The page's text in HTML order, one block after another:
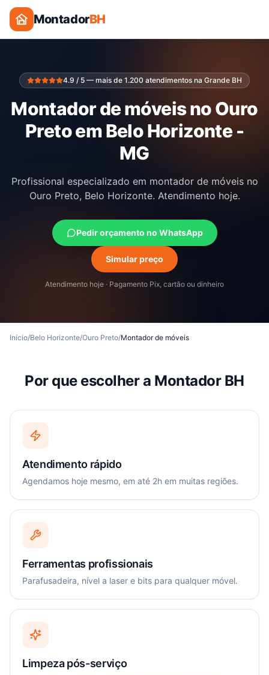
MontadorBH
4.9 / 5 — mais de 1.200 atendimentos na Grande BH
Montador de móveis no Ouro
Preto em Belo Horizonte -
MG
Profissional especializado em montador de móveis no
Ouro Preto, Belo Horizonte. Atendimento hoje.
Pedir orçamento no WhatsApp
Simular preço
Atendimento hoje · Pagamento Pix, cartão ou dinheiro
Início/Belo Horizonte/Ouro Preto/Montador de móveis
Por que escolher a Montador BH
Atendimento rápido
Agendamos hoje mesmo, em até 2h em muitas regiões.
Ferramentas profissionais
Parafusadeira, nível a laser e bits para qualquer móvel.
Limpeza pós-serviço